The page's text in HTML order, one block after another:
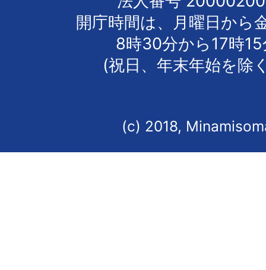
開庁時間は、月曜日から
8時30分から17時
(祝日、年末年始を除
(c) 2018,